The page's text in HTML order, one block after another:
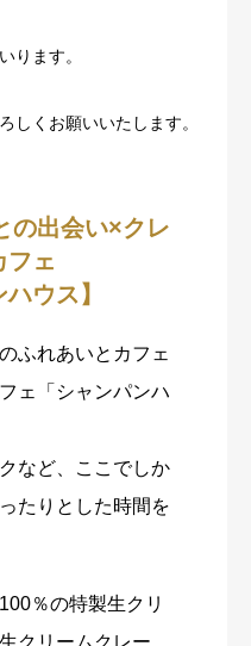
ります。
しくお願いいたします。
の出会い×クレ
フェ
ウス】
ふれあいとカフェ
ェ「シャンパンハ
など、ここでしか
たりとした時間を
％の特製生クリ
クリームクレー